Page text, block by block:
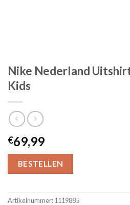
Nike Nederland
Kids
€69,99
BESTELLEN
Artikelnummer:1119885